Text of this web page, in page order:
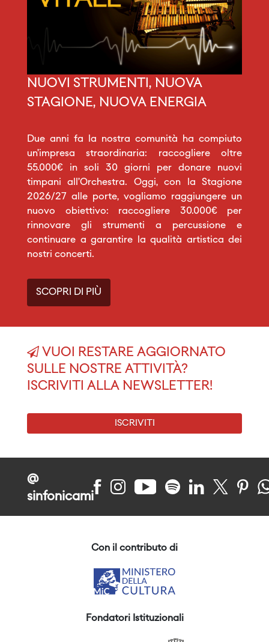
NUOVI STRUMENTI, NUOVA
STAGIONE, NUOVA ENERGIA
Due anni fa la nostra comunità ha compiuto
un’impresa straordinaria: raccogliere oltre
55.000€ in soli 30 giorni per donare nuovi
timpani all’Orchestra. Oggi, con la Stagione
2026/27 alle porte, vogliamo raggiungere un
nuovo obiettivo: raccogliere 30.000€ per
rinnovare gli strumenti a percussione e
continuare a garantire la qualità artistica dei
nostri concerti.
SCOPRI DI PIÙ
VUOI RESTARE AGGIORNATO
SULLE NOSTRE ATTIVITÀ?
ISCRIVITI ALLA NEWSLETTER!
ISCRIVITI
@
sinfonicami
Con il contributo di
Fondatori Istituzionali